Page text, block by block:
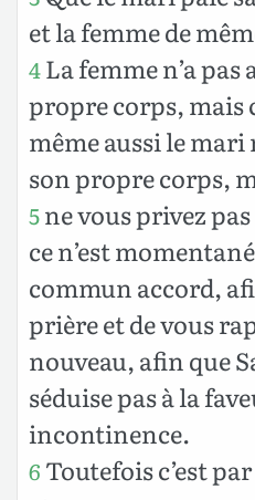
et la femme de
4La femme n’a
propre corps, mais
même aussi le mari
son propre corps,
5ne vous privez pas
ce n’est
commun accord,
prière et de vous
nouveau, afin que
séduise pas à la
incontinence.
6 Toutefois c’est